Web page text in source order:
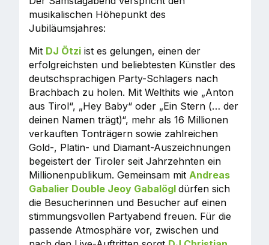
musikalischen Höhepunkt des
Jubiläumsjahres:
Mit DJ Ötzi ist es gelungen, einen der
erfolgreichsten und beliebtesten Künstler des
deutschsprachigen Party-Schlagers nach
Brachbach zu holen. Mit Welthits wie „Anton
aus Tirol“, „Hey Baby“ oder „Ein Stern (… der
deinen Namen trägt)“, mehr als 16 Millionen
verkauften Tonträgern sowie zahlreichen
Gold-, Platin- und Diamant-Auszeichnungen
begeistert der Tiroler seit Jahrzehnten ein
Millionenpublikum. Gemeinsam mit Andreas
Gabalier Double Jeoy Gabalögl dürfen sich
die Besucherinnen und Besucher auf einen
stimmungsvollen Partyabend freuen. Für die
passende Atmosphäre vor, zwischen und